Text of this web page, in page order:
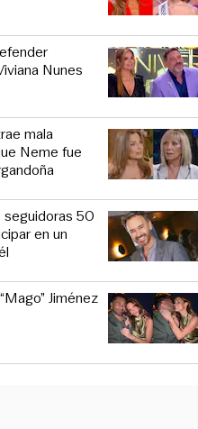
Nunes
mala
Neme fue
seguidoras 50
en un
Jiménez